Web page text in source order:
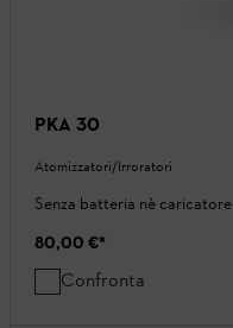
PKA 30
Atomizzatori/Irroratori
Senza batteria nè caricatore
80,00 €*
Confronta